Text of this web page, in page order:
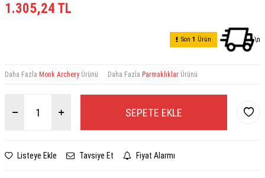
1.305,24 TL
Son 1 Ürün \n
Daha Fazla Monk ArcheryÜrünü Daha Fazla Parmaklıklar Ürünü
SEPETE EKLE
Listeye Ekle Tavsiye Et Fiyat Alarmı